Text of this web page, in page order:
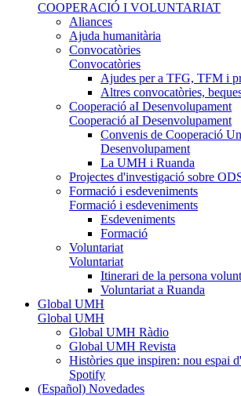
COOPERACIÓ I VOLUNTARIAT
Aliances
Ajuda humanitària
Convocatòries
Convocatòries
Ajudes per a TFG, TFM i
Altres convocatòries,
Cooperació aI Desenvolupament
Cooperació aI Desenvolupament
Convenis de Cooperació
Desenvolupament
La UMH i Ruanda
Projectes d'investigació sobre
Formació i esdeveniments
Formació i esdeveniments
Esdeveniments
Formació
Voluntariat
Voluntariat
Itinerari de la persona
Voluntariat a Ruanda
Global UMH
Global UMH
Global UMH Ràdio
Global UMH Revista
Històries que inspiren: nou espai
Spotify
(Español) Novedades